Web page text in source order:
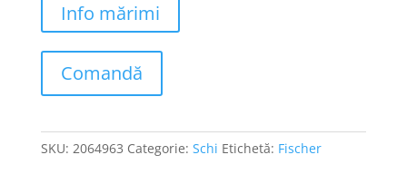
Info mărimi
Comandă
SKU: 2064963 Categorie: Schi Etichetă: Fischer